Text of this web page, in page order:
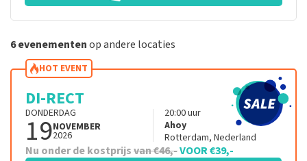
6 evenementenop andere locaties
HOT EVENT
DI-RECT
DONDERDAG
19NOVEMBER
2026
20:00uur
Ahoy
Rotterdam, Nederland
Nu onder de kostprijsvan €46,-VOOR €39,-